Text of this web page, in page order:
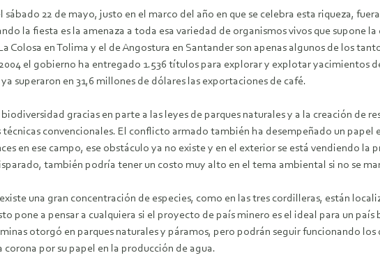
22 de mayo, justo en el marco del año en que se celebra esta riqueza,
la fiesta es la amenaza a toda esa variedad de organismos vivos que supone
Colosa en Tolima y el de Angostura en Santander son apenas algunos de los
el gobierno ha entregado 1.536 títulos para explorar y explotar yacimientos
superaron en 31,6 millones de dólares las exportaciones de café.
gracias en parte a las leyes de parques naturales y a la creación de
convencionales. El conflicto armado también ha desempeñado un papel
en ese campo, ese obstáculo ya no existe y en el exterior se está vendiendo la
también podría tener un costo muy alto en el tema ambiental si no se
una gran concentración de especies, como en las tres cordilleras, están
pone a pensar a cualquiera si el proyecto de país minero es el ideal para un
otorgó en parques naturales y páramos, pero podrán seguir funcionando los
por su papel en la producción de agua.